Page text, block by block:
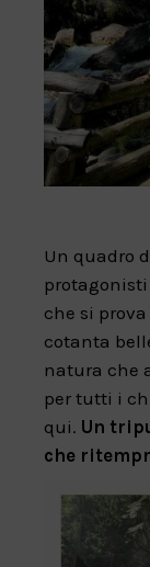
Un quadro
che si
cotanta
natura che
per tutti i
qui. Un
che